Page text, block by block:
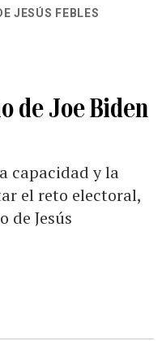
JESÚS FEBLES
de Joe Biden
capacidad y la
el reto electoral,
de Jesús